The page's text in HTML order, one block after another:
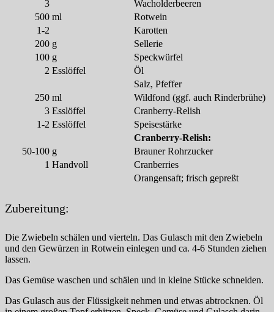
3
Wacholderbeeren
500 ml
Rotwein
1-2
Karotten
200 g
Sellerie
100 g
Speckwürfel
2 Esslöffel
Öl
Salz, Pfeffer
250 ml
Wildfond (ggf. auch Rinderbrühe)
3 Esslöffel
Cranberry-Relish
1-2 Esslöffel
Speisestärke
Cranberry-Relish:
50-100 g
Brauner Rohrzucker
1 Handvoll
Cranberries
Orangensaft; frisch gepreßt
Zubereitung:
Die Zwiebeln schälen und vierteln. Das Gulasch mit den Zwiebeln
und den Gewürzen in Rotwein einlegen und ca. 4-6 Stunden ziehen
lassen.
Das Gemüse waschen und schälen und in kleine Stücke schneiden.
Das Gulasch aus der Flüssigkeit nehmen und etwas abtrocknen. Öl